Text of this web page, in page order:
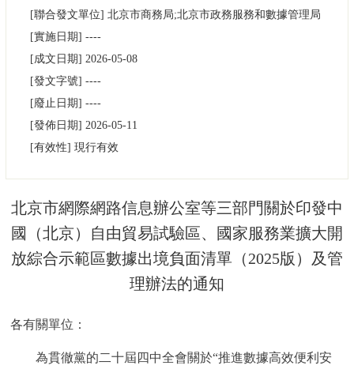
政務公開
市領導
政策兌現
決策公開 專題公開
政務服務
法人服務
便民服務
[聯合發文單位] 北京市商務局;北京市政務服務和數據管理局
[實施日期] ----
[成文日期] 2026-05-08
[發文字號] ----
[廢止日期] ----
[發佈日期] 2026-05-11
[有效性] 現行有效
北京市網際網路信息辦公室等三部門關於印發中
國（北京）自由貿易試驗區、國家服務業擴大開
放綜合示範區數據出境負面清單（2025版）及管
理辦法的通知
各有關單位：
為貫徹黨的二十屆四中全會關於“推進數據高效便利安